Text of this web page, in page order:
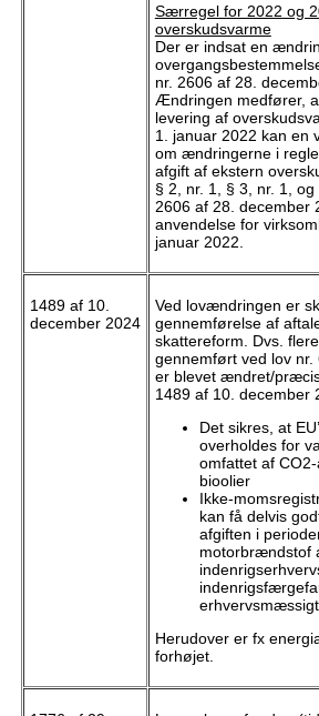
Særregel for 2022 og
overskudsvarme
Der er indsat en
nr. 2606 af 28.
Ændringen medfører,
levering af
1. januar 2022 kan en
om ændringerne i
afgift af ekstern
§ 2, nr. 1, § 3, nr. 1, og
2606 af 28. december
anvendelse for
januar 2022.
1489 af 10.
december 2024
Ved lovændringen er
gennemførelse af
skattereform. Dvs.
gennemført ved lov nr.
er blevet ændret/
1489 af 10. december
Det sikres, at
overholdes for
omfattet af
bioolier
Ikke-
kan få delvis
afgiften i
motorbrændstof
Herudover er fx
forhøjet.